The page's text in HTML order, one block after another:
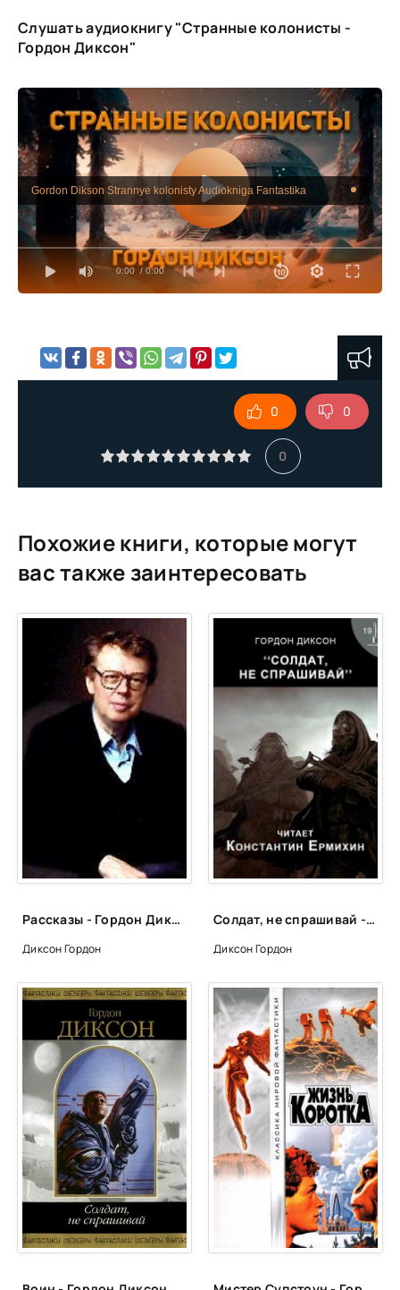
Слушать аудиокнигу "Странные колонисты -
Гордон Диксон"
0:00 / 0:00
Gordon Dikson Strannye kolonisty Audiokniga Fantastika
0
0 0
Похожие книги, которые могут
вас также заинтересовать
Рассказы - Гордон Диксон
Диксон Гордон
Солдат, не спрашивай - Гордон Диксон
Диксон Гордон